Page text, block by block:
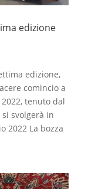
edizione
edizione,
comincio a
tenuto dal
svolgerà in
2022 La bozza